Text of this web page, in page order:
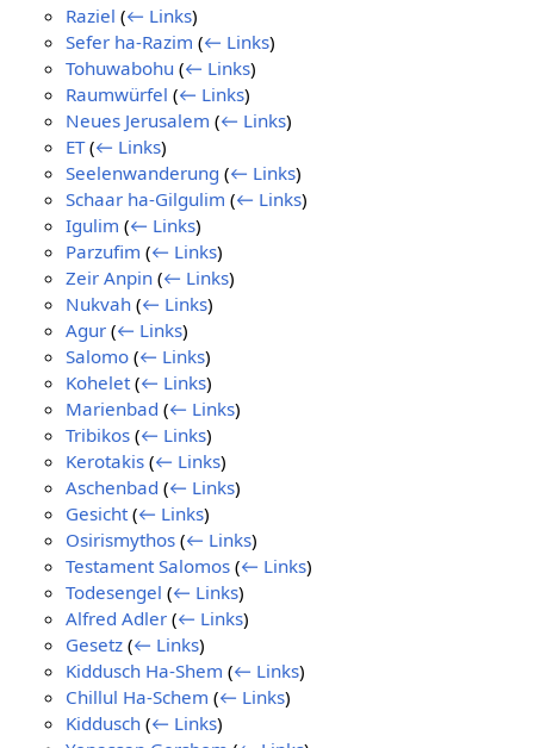
Raziel (← Links)
Sefer ha-Razim (← Links)
Tohuwabohu (← Links)
Raumwürfel (← Links)
Neues Jerusalem (← Links)
ET (← Links)
Seelenwanderung (← Links)
Schaar ha-Gilgulim (← Links)
Igulim (← Links)
Parzufim (← Links)
Zeir Anpin (← Links)
Nukvah (← Links)
Agur (← Links)
Salomo (← Links)
Kohelet (← Links)
Marienbad (← Links)
Tribikos (← Links)
Kerotakis (← Links)
Aschenbad (← Links)
Gesicht (← Links)
Osirismythos (← Links)
Testament Salomos (← Links)
Todesengel (← Links)
Alfred Adler (← Links)
Gesetz (← Links)
Kiddusch Ha-Shem (← Links)
Chillul Ha-Schem (← Links)
Kiddusch (← Links)